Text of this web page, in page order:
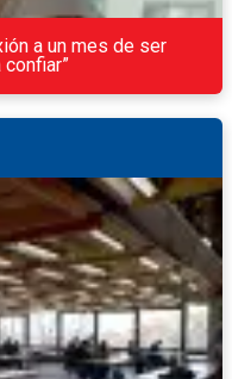
a un mes de ser
confiar”